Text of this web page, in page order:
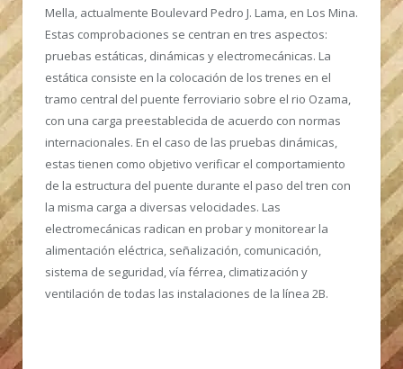
Mella, actualmente Boulevard Pedro J. Lama, en Los Mina.
Estas comprobaciones se centran en tres aspectos:
pruebas estáticas, dinámicas y electromecánicas. La
estática consiste en la colocación de los trenes en el
tramo central del puente ferroviario sobre el rio Ozama,
con una carga preestablecida de acuerdo con normas
internacionales. En el caso de las pruebas dinámicas,
estas tienen como objetivo verificar el comportamiento
de la estructura del puente durante el paso del tren con
la misma carga a diversas velocidades. Las
electromecánicas radican en probar y monitorear la
alimentación eléctrica, señalización, comunicación,
sistema de seguridad, vía férrea, climatización y
ventilación de todas las instalaciones de la línea 2B.